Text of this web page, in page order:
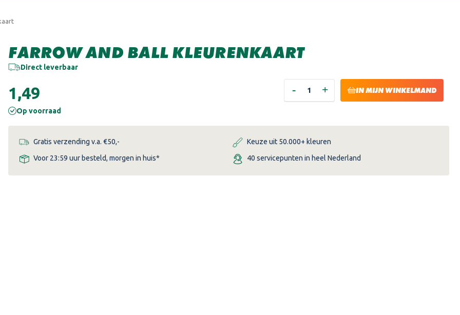
FARROW AND BALL KLEURENKAART
Direct leverbaar
Huidige
€1,49
Op voorraad
HOEVEELHEID
VAN
BALL
- HOEVEELHEID
VAN
BALL
+ IN MIJN WINKELMAND
Gratis verzending v.a. €50,-
Voor 23:59 uur besteld, morgen in huis*
Keuze uit 50.000+ kleuren
40 servicepunten in heel Nederland